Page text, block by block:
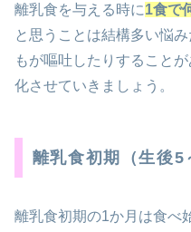
離乳食を与える時に1食で
と思うことは結構多い悩
もが嘔吐したりすること
化させていきましょう。
離乳食初期（生後5
離乳食初期の1か月は食べ